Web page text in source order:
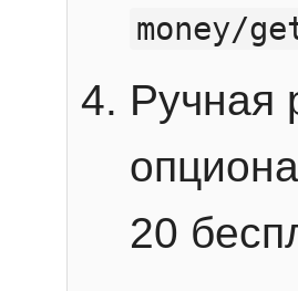
money/
Ручная
20